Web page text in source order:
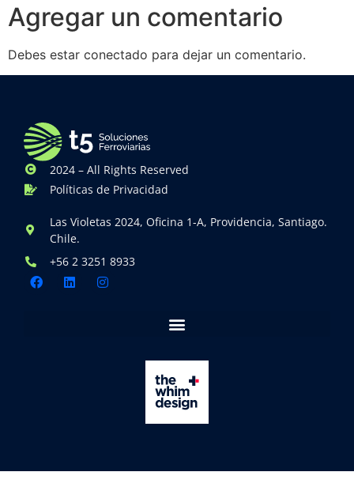
Agregar un comentario
Debes estar conectado para dejar un comentario.
2024 – All Rights Reserved
Políticas de Privacidad
Las Violetas 2024, Oficina 1-A, Providencia, Santiago.
Chile.
+56 2 3251 8933